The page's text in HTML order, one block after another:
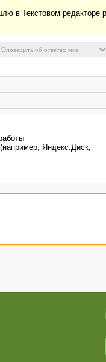
в Текстовом редакторе
Яндекс.Диск,